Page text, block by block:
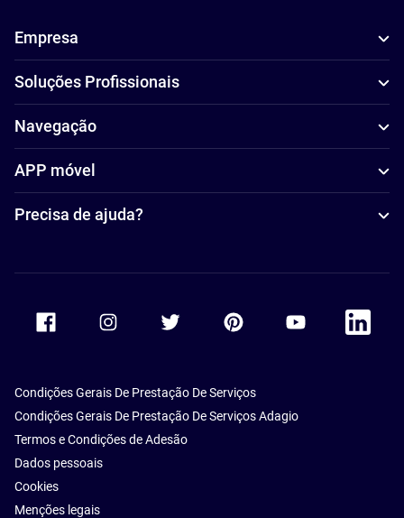
Empresa
Soluções Profissionais
Navegação
APP móvel
Precisa de ajuda?
Accor Facebook Accor TwitterAccor PinterestAccor Youtube
Accor
Condições Gerais De Prestação De Serviços
Condições Gerais De Prestação De Serviços Adagio
Termos e Condições de Adesão
Dados pessoais
Cookies
Menções legais